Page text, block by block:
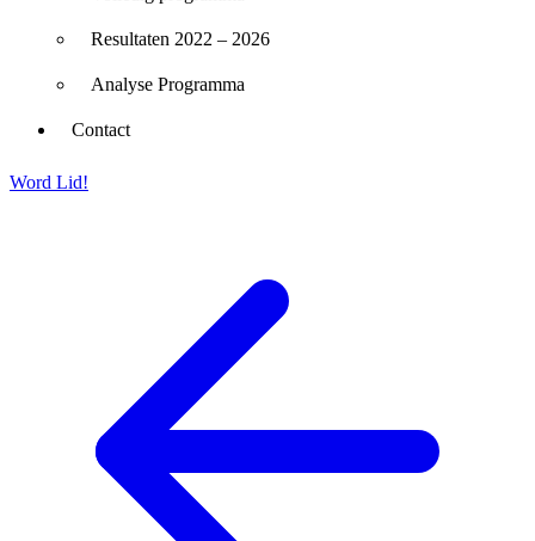
Resultaten 2022 – 2026
Analyse Programma
Contact
Word Lid!